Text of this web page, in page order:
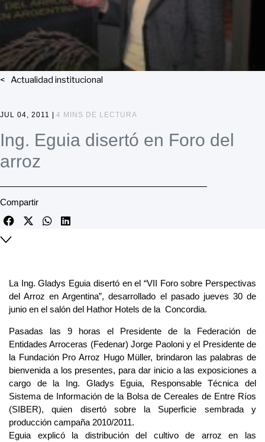
Actualidad institucional
JUL 04, 2011 | 4 MINS DE LECTURA
Ing. Eguia disertó en Foro del
arroz
Compartir
La Ing. Gladys Eguia disertó en el “VII Foro sobre Perspectivas
del Arroz en Argentina”, desarrollado el pasado jueves 30 de
junio en el salón del Hathor Hotels de la Concordia.
Pasadas las 9 horas el Presidente de la Federación de
Entidades Arroceras (Fedenar) Jorge Paoloni y el Presidente de
la Fundación Pro Arroz Hugo Müller, brindaron las palabras de
bienvenida a los presentes, para dar inicio a las exposiciones a
cargo de la Ing. Gladys Eguia, Responsable Técnica del
Sistema de Información de la Bolsa de Cereales de Entre Ríos
(SIBER), quien disertó sobre la Superficie sembrada y
producción campaña 2010/2011.
Eguia explicó la distribución del cultivo de arroz en las